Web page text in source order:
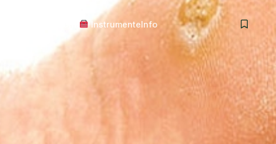
InstrumenteInfo